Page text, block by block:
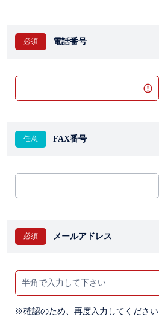
電話番号
FAX番号
メールアドレス
※確認のため、再度入力してください